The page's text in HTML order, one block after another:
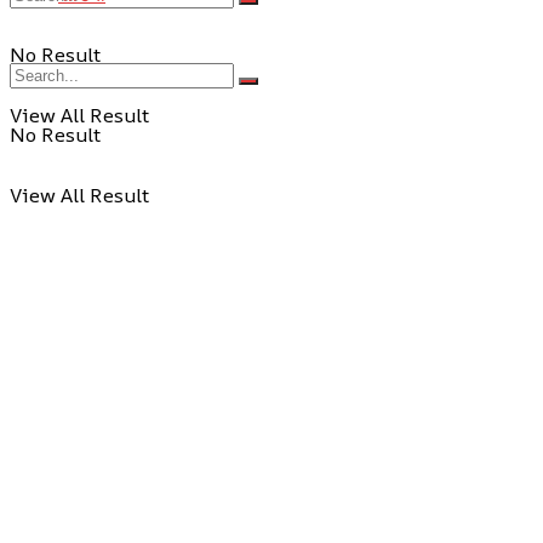
No Result
View All Result
No Result
View All Result